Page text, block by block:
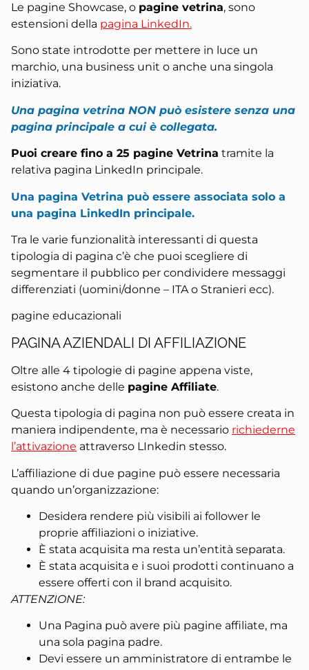
Le pagine Showcase, o pagine vetrina, sono
estensioni della pagina LinkedIn.
Sono state introdotte per mettere in luce un
marchio, una business unit o anche una singola
iniziativa.
Una pagina vetrina NON può esistere senza una
pagina principale a cui è collegata.
Puoi creare fino a 25 pagine Vetrina tramite la
relativa pagina LinkedIn principale.
Una pagina Vetrina può essere associata solo a
una pagina LinkedIn principale.
Tra le varie funzionalità interessanti di questa
tipologia di pagina c’è che puoi scegliere di
segmentare il pubblico per condividere messaggi
differenziati (uomini/donne – ITA o Stranieri ecc).
pagine educazionali
PAGINA AZIENDALI DI AFFILIAZIONE
Oltre alle 4 tipologie di pagine appena viste,
esistono anche delle pagine Affiliate.
Questa tipologia di pagina non può essere creata in
maniera indipendente, ma è necessario richiederne
l’attivazione attraverso LInkedin stesso.
L’affiliazione di due pagine può essere necessaria
quando un’organizzazione:
Desidera rendere più visibili ai follower le
proprie affiliazioni o iniziative.
È stata acquisita ma resta un’entità separata.
È stata acquisita e i suoi prodotti continuano a
essere offerti con il brand acquisito.
ATTENZIONE:
Una Pagina può avere più pagine affiliate, ma
una sola pagina padre.
Devi essere un amministratore di entrambe le